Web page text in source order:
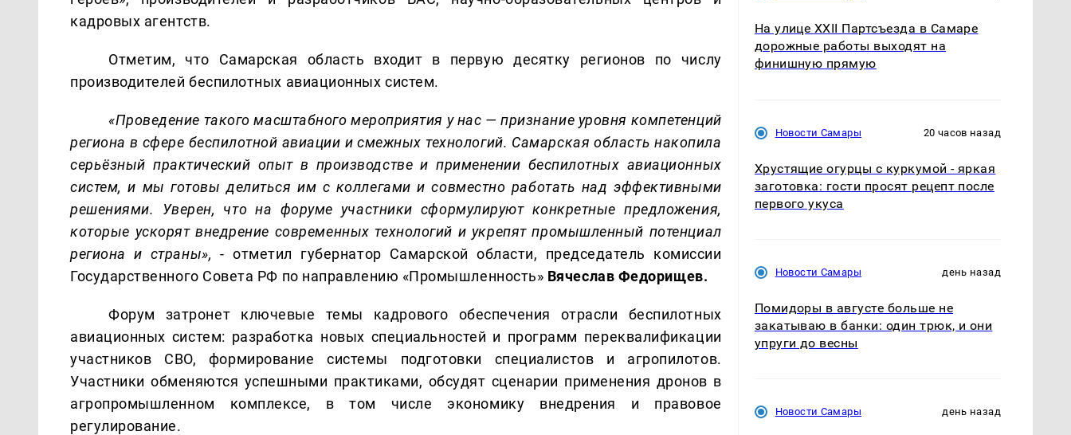
кадровых агентств.
Отметим, что Самарская область входит в первую десятку регионов по числу
производителей беспилотных авиационных систем.
«Проведение такого масштабного мероприятия у нас — признание уровня компетенций
региона в сфере беспилотной авиации и смежных технологий. Самарская область накопила
серьёзный практический опыт в производстве и применении беспилотных авиационных
систем, и мы готовы делиться им с коллегами и совместно работать над эффективными
решениями. Уверен, что на форуме участники сформулируют конкретные предложения,
которые ускорят внедрение современных технологий и укрепят промышленный потенциал
региона и страны», - отметил губернатор Самарской области, председатель комиссии
Государственного Совета РФ по направлению «Промышленность» Вячеслав Федорищев.
Форум затронет ключевые темы кадрового обеспечения отрасли беспилотных
авиационных систем: разработка новых специальностей и программ переквалификации
участников СВО, формирование системы подготовки специалистов и агропилотов.
Участники обменяются успешными практиками, обсудят сценарии применения дронов в
агропромышленном комплексе, в том числе экономику внедрения и правовое
регулирование.
На улице XXII Партсъезда в Самаре
дорожные работы выходят на
финишную прямую
Новости Самары 20 часов назад
Хрустящие огурцы с куркумой - яркая
заготовка: гости просят рецепт после
первого укуса
Новости Самары день назад
Помидоры в августе больше не
закатываю в банки: один трюк, и они
упруги до весны
Новости Самары день назад